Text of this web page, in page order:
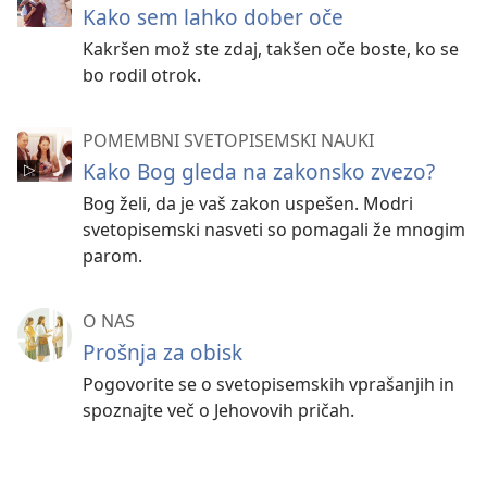
Kako sem lahko dober oče
Kakršen mož ste zdaj, takšen oče boste, ko se
bo rodil otrok.
POMEMBNI SVETOPISEMSKI NAUKI
Kako Bog gleda na zakonsko zvezo?
Bog želi, da je vaš zakon uspešen. Modri
svetopisemski nasveti so pomagali že mnogim
parom.
O NAS
Prošnja za obisk
Pogovorite se o svetopisemskih vprašanjih in
spoznajte več o Jehovovih pričah.